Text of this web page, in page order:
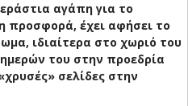
αγάπη για το
προσφορά, έχει αφήσει το
ιδιαίτερα στο χωριό του
του στην προεδρία
σελίδες στην